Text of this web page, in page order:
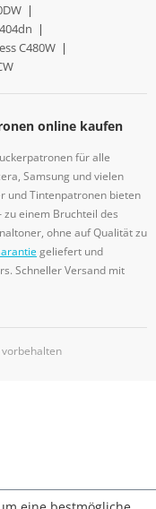
|
|
C480W |
online kaufen
für alle
Samsung und vielen
und Tintenpatronen bieten
einem Bruchteil des
ohne auf Qualität zu
geliefert und
Schneller Versand mit